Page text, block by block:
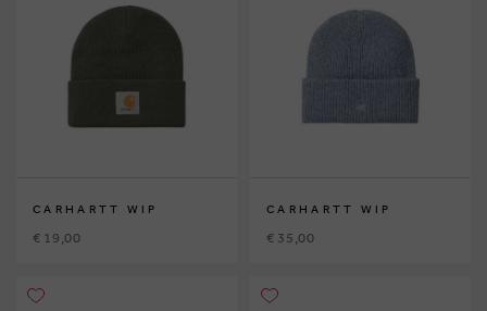
CARHARTT WIP
€ 19,00
CARHARTT WIP
€ 35,00